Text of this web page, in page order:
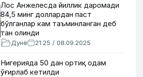
Лос Анжелесда йиллик даромади
84,5 минг доллардан паст
бўлганлар кам таъминланган деб
тан олинди
Дунё 21:25 / 08.09.2025
Нигерияда 50 дан ортиқ одам
ўғирлаб кетилди